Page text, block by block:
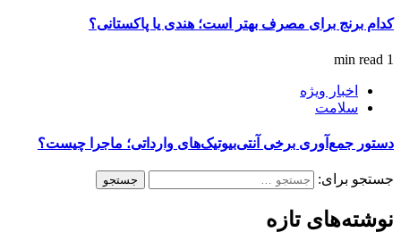
کدام برنج برای مصرف بهتر است؛ هندی یا پاکستانی؟
1 min read
اخبار ویژه
سلامت
دستور جمع‌آوری برخی آنتی‌بیوتیک‌های وارداتی؛ ماجرا چیست؟
جستجو برای:
نوشته‌های تازه